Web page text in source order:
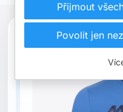
Vyprodáno
Přijmout
Povolit jen